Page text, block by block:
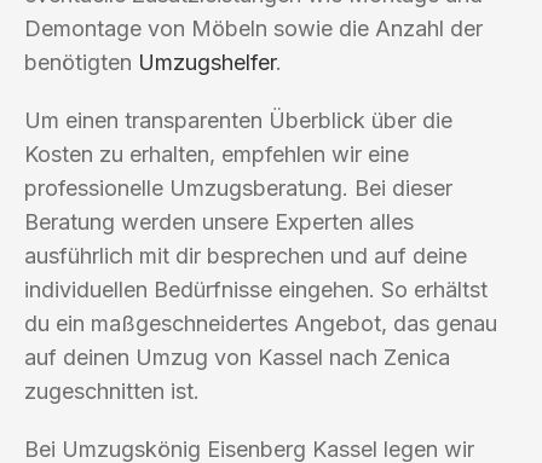
Demontage von Möbeln sowie die Anzahl der
benötigten Umzugshelfer.
Um einen transparenten Überblick über die
Kosten zu erhalten, empfehlen wir eine
professionelle Umzugsberatung. Bei dieser
Beratung werden unsere Experten alles
ausführlich mit dir besprechen und auf deine
individuellen Bedürfnisse eingehen. So erhältst
du ein maßgeschneidertes Angebot, das genau
auf deinen Umzug von Kassel nach Zenica
zugeschnitten ist.
Bei Umzugskönig Eisenberg Kassel legen wir